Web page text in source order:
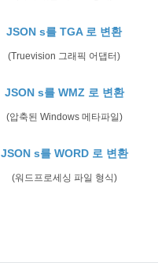
JSON s를 TGA 로 변환
(Truevision 그래픽 어댑터)
JSON s를 WMZ 로 변환
(압축된 Windows 메타파일)
JSON s를 WORD 로 변환
(워드프로세싱 파일 형식)